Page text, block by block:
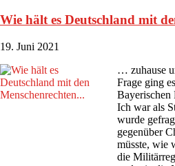
Wie hält es Deutschland mit
19. Juni 2021
… zuhause
Frage ging
Bayerischen
Ich war als
wurde
gegenüber
müsste, wie
die